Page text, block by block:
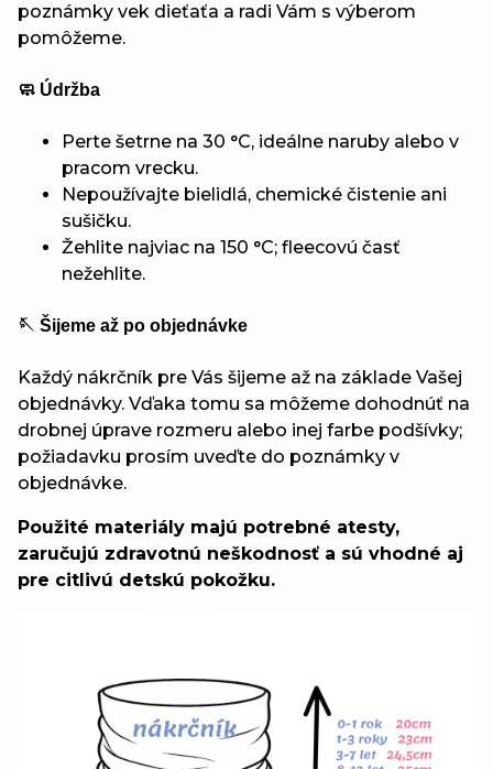
poznámky vek dieťaťa a radi Vám s výberom
pomôžeme.
🧼 Údržba
Perte šetrne na 30 °C, ideálne naruby alebo v
pracom vrecku.
Nepoužívajte bielidlá, chemické čistenie ani
sušičku.
Žehlite najviac na 150 °C; fleecovú časť
nežehlite.
🪡 Šijeme až po objednávke
Každý nákrčník pre Vás šijeme až na základe Vašej
objednávky. Vďaka tomu sa môžeme dohodnúť na
drobnej úprave rozmeru alebo inej farbe podšívky;
požiadavku prosím uveďte do poznámky v
objednávke.
Použité materiály majú potrebné atesty,
zaručujú zdravotnú neškodnosť a sú vhodné aj
pre citlivú detskú pokožku.